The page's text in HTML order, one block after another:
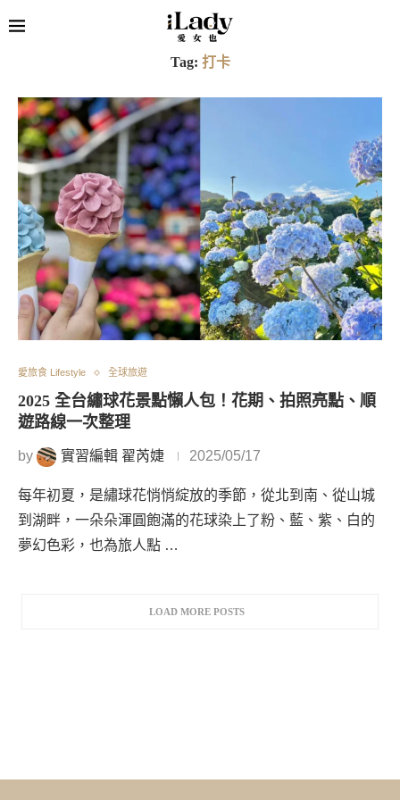
Tag: 打卡
愛旅食 Lifestyle 全球旅遊
2025 全台繡球花景點懶人包！花期、拍照亮點、順
遊路線一次整理
by 實習編輯 翟芮婕 2025/05/17
每年初夏，是繡球花悄悄綻放的季節，從北到南、從山城
到湖畔，一朵朵渾圓飽滿的花球染上了粉、藍、紫、白的
夢幻色彩，也為旅人點 …
LOAD MORE POSTS